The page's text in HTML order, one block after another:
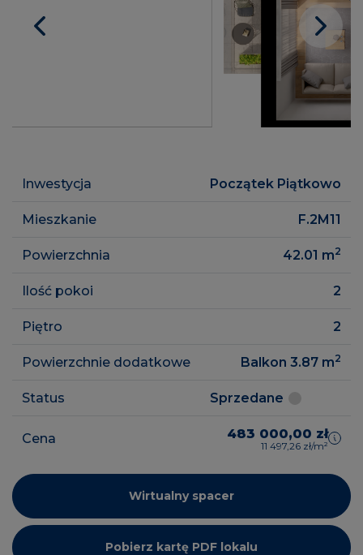
Inwestycja Początek Piątkowo
Mieszkanie F.2M11
Powierzchnia 42.01 m2
Ilość pokoi 2
Piętro 2
Powierzchnie dodatkowe Balkon 3.87 m2
Status Sprzedane
Cena 483 000,00 zł
11 497,26 zł/m²
Wirtualny spacer
Pobierz kartę PDF lokalu